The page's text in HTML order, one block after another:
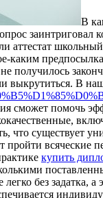
В
заинтриговал
выкрутиться. В
помочь
существует
купить
без задатка,